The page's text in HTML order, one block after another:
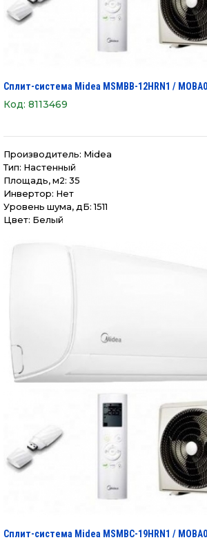
Сплит-система Midea MSMBB-12HRN1 /
Код: 8113469
Производитель: Midea
Тип: Настенный
Площадь, м2: 35
Инвертор: Нет
Уровень шума, дБ: 1511
Цвет: Белый
Сплит-система Midea MSMBС-19HRN1 /